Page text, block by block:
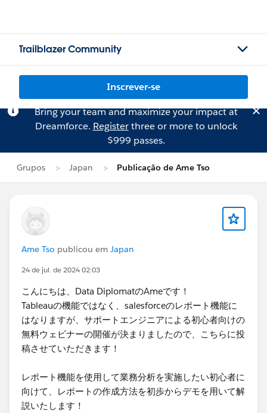
Trailblazer Community
Inscrever-se
Bring your team and maximize your impact at
Dreamforce. Registerthree or more to unlock
$999 passes.
Grupos Japan Publicação de Ame Tso
Ame Tso publicou em Japan
24 de jul. de 2024 02:03
こんにちは、Data DiplomatのAmeです！
Tableauの機能ではなく、salesforceのレポート機能に
はなりますが、サポートエンジニアによる初心者向けの
無料ウェビナーの開催が決まりましたので、こちらに投
稿させていただきます！
レポート機能を使用して業務分析を実施したい初心者に
向けて、レポートの作成方法を初歩からデモを用いて解
説いたします！